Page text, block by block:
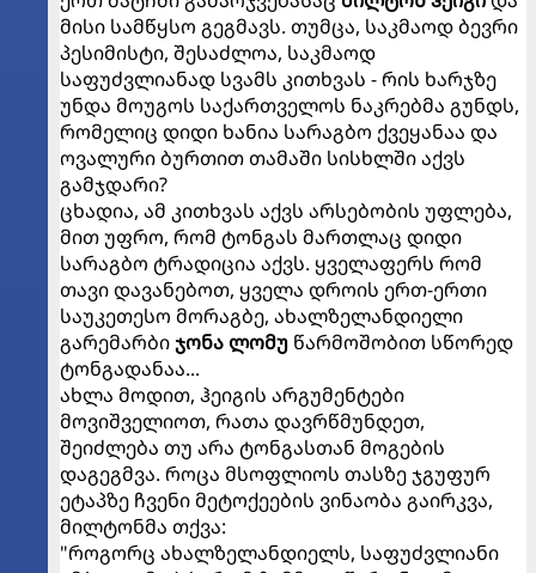
მისი სამწყსო გეგმავს. თუმცა, საკმაოდ ბევრი
პესიმისტი, შესაძლოა, საკმაოდ
საფუძვლიანად სვამს კითხვას - რის ხარჯზე
უნდა მოუგოს საქართველოს ნაკრებმა გუნდს,
რომელიც დიდი ხანია სარაგბო ქვეყანაა და
ოვალური ბურთით თამაში სისხლში აქვს
გამჯდარი?
ცხადია, ამ კითხვას აქვს არსებობის უფლება,
მით უფრო, რომ ტონგას მართლაც დიდი
სარაგბო ტრადიცია აქვს. ყველაფერს რომ
თავი დავანებოთ, ყველა დროის ერთ-ერთი
საუკეთესო მორაგბე, ახალზელანდიელი
გარემარბიჯონა ლომუ წარმოშობით სწორედ
ტონგადანაა...
ახლა მოდით, ჰეიგის არგუმენტები
მოვიშველიოთ, რათა დავრწმუნდეთ,
შეიძლება თუ არა ტონგასთან მოგების
დაგეგმვა. როცა მსოფლიოს თასზე ჯგუფურ
ეტაპზე ჩვენი მეტოქეების ვინაობა გაირკვა,
მილტონმა თქვა:
"როგორც ახალზელანდიელს, საფუძვლიანი